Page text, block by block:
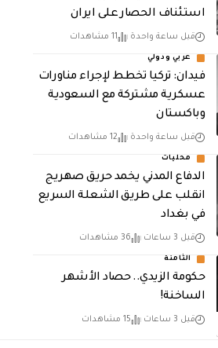
استئناف الحصار على ايران
قبل ساعة واحدة 11 مشاهدات
عربي ودولي
فيدان: تركيا تخطط لإجراء مناورات
عسكرية مشتركة مع السعودية
وباكستان
قبل ساعة واحدة 12 مشاهدات
محليات
الدفاع المدني يخمد حريق صهريج
انقلب على طريق الشعلة السريع
في بغداد
قبل 3 ساعات 36 مشاهدات
الثامنة
حكومة الزيدي.. حصاد الأشهر
الساخنة!
قبل 3 ساعات 15 مشاهدات